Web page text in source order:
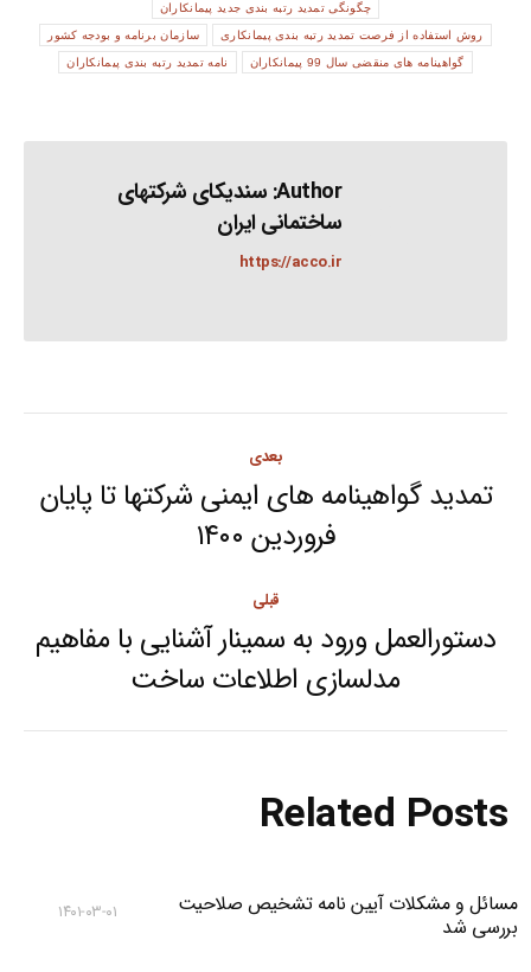
چگونگی تمدید رتبه بندی جدید پیمانکاران
روش استفاده از فرصت تمدید رتبه بندی پیمانکاری سازمان برنامه و بودجه کشور
گواهینامه های منقضی سال 99 پیمانکاران نامه تمدید رتبه بندی پیمانکاران
Author: سندیکای شرکتهای
ساختمانی ایران
https://acco.ir
navigation
قبلی
Previous
post:
دستورالعمل ورود به سمینار آشنایی با مفاهیم
مدلسازی اطلاعات ساخت
بعدی
Next
post:
تمدید گواهینامه های ایمنی شرکتها تا پایان
فروردین ۱۴۰۰
Related Posts
مسائل و مشکلات آیین نامه تشخیص صلاحیت
بررسی شد
۱۴۰۱-۰۳-۰۱